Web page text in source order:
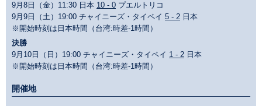
9月8日（金）11:30 日本 10 - 0 プエルトリコ
9月9日（土）19:00 チャイニーズ・タイペイ 5 - 2 日本
※開始時刻は日本時間（台湾:時差-1時間）
決勝
9月10日（日）19:00 チャイニーズ・タイペイ 1 - 2 日本
※開始時刻は日本時間（台湾:時差-1時間）
開催地